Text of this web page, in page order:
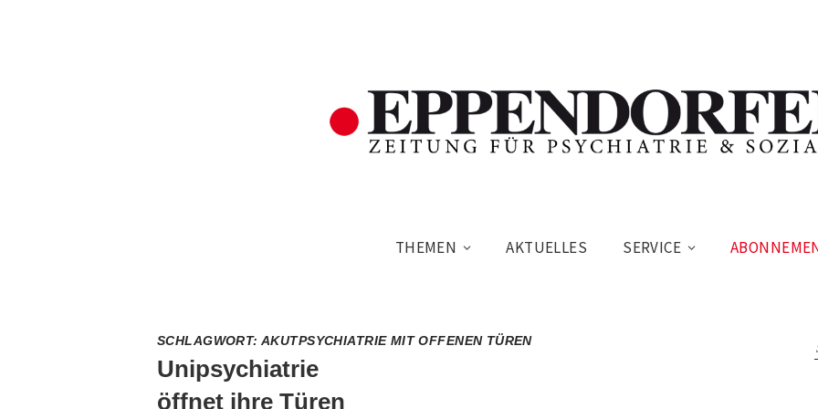
THEMEN AKTUELLES SERVICE
SCHLAGWORT:AKUTPSYCHIATRIE MIT OFFENEN TÜREN
Unipsychiatrie
öffnet ihre Türen